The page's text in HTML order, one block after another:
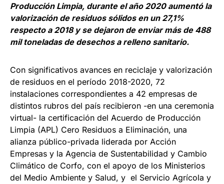
Producción Limpia, durante el año 2020 aumentó la
valorización de residuos sólidos en un 27,1%
respecto a 2018 y se dejaron de enviar más de 488
mil toneladas de desechos a relleno sanitario.
Con significativos avances en reciclaje y valorización
de residuos en el período 2018-2020, 72
instalaciones correspondientes a 42 empresas de
distintos rubros del país recibieron -en una ceremonia
virtual- la certificación del Acuerdo de Producción
Limpia (APL) Cero Residuos a Eliminación, una
alianza público-privada liderada por Acción
Empresas y la Agencia de Sustentabilidad y Cambio
Climático de Corfo, con el apoyo de los Ministerios
del Medio Ambiente y Salud, y el Servicio Agrícola y